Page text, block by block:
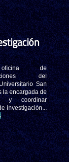
de
del
San
la encargada de
y coordinar
investigación...